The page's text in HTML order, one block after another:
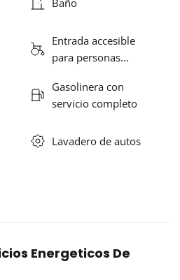
Baño
Entrada accesible
para personas…
Gasolinera con
servicio completo
Lavadero de autos
Energeticos De